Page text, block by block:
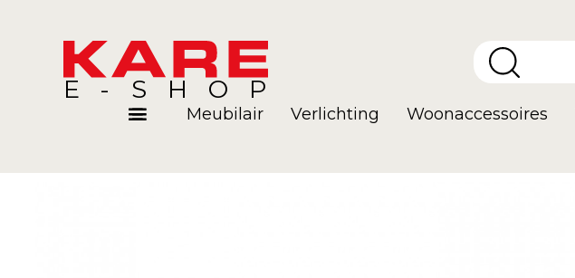
E-SHOP
Meubilair Verlichting Woonaccessoires